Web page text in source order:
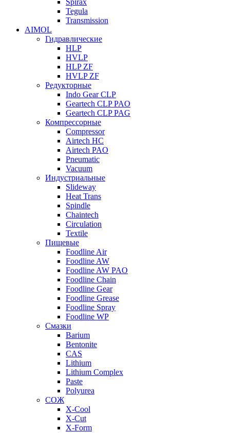
Spirax
Tegula
Transmission
AIMOL
Гидравлические
HLP
HVLP
HLP ZF
HVLP ZF
Редукторные
Indo Gear CLP
Geartech CLP PAO
Geartech CLP PAG
Компрессорные
Compressor
Airtech HC
Airtech PAO
Pneumatic
Vacuum
Индустриальные
Slideway
Heat Trans
Spindle
Chaintech
Circulation
Textile
Пищевые
Foodline Air
Foodline AW
Foodline AW PAO
Foodline Chain
Foodline Gear
Foodline Grease
Foodline Spray
Foodline WP
Смазки
Barium
Bentonite
CAS
Lithium
Lithium Complex
Paste
Polyurea
СОЖ
X-Cool
X-Cut
X-Form